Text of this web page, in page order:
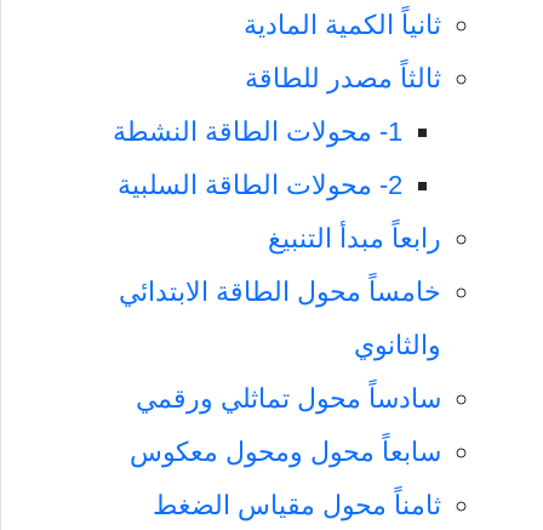
ثانياً الكمية المادية
ثالثاً مصدر للطاقة
1- محولات الطاقة النشطة
2- محولات الطاقة السلبية
رابعاً مبدأ التنبيغ
خامساً محول الطاقة الابتدائي
والثانوي
سادساً محول تماثلي ورقمي
سابعاً محول ومحول معكوس
ثامناً محول مقياس الضغط